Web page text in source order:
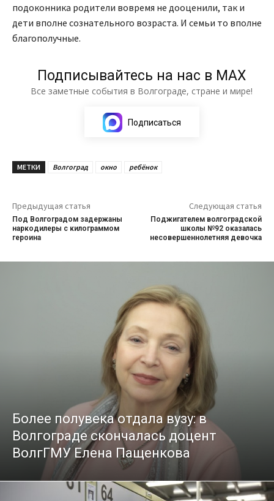
подоконника родители вовремя не дооценили, так и
дети вполне сознательного возраста. И семьи то вполне
благополучные.
Подписывайтесь на нас в МАХ
Все заметные события в Волгограде, стране и мире!
Подписаться
МЕТКИ Волгоград окно ребёнок
Предыдущая статья
Под Волгоградом задержаны
наркодилеры с килограммом
героина
Следующая статья
Поджигателем волгоградской
школы №92 оказалась
несовершеннолетняя девочка
Более полувека отдала вузу: в
Волгограде скончалась доцент
ВолгГМУ Елена Пащенкова